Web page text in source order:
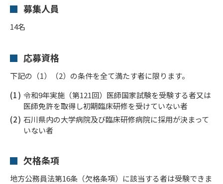
募集人員
14名
応募資格
下記の（1）（2）の条件を全て満たす者に限ります。
令和9年実施（第121回）医師国家試験を受験する者又は
医師免許を取得し初期臨床研修を受けていない者
石川県内の大学病院及び臨床研修病院に採用が決まって
いない者
欠格条項
地方公務員法第16条（欠格条項）に該当する者は受験できま